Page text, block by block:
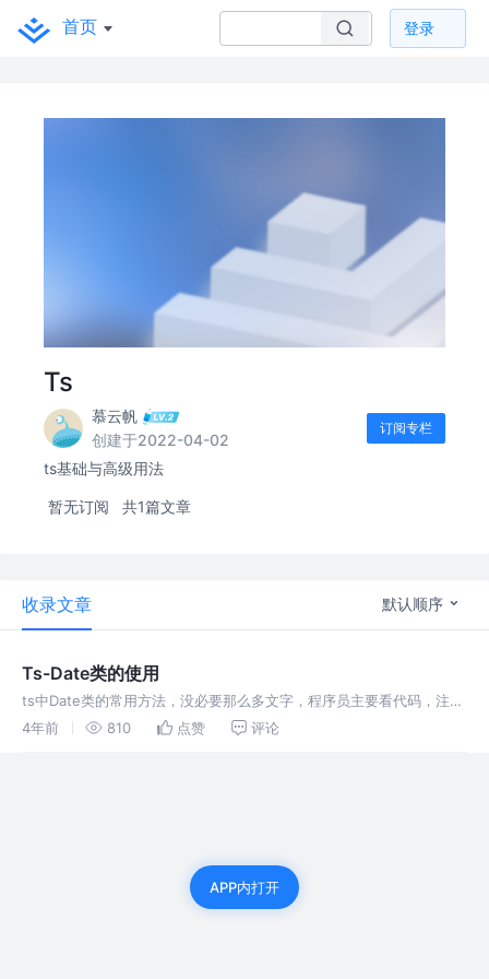
首页 登录
Ts
慕云帆
创建于2022-04-02
订阅专栏
ts基础与高级用法
暂无订阅 共1篇文章
收录文章 默认顺序
Ts-Date类的使用
ts中Date类的常用方法，没必要那么多文字，程序员主要看代码，注意
月份是0-11代表的是1-12月。
4年前 810 点赞 评论
APP内打开